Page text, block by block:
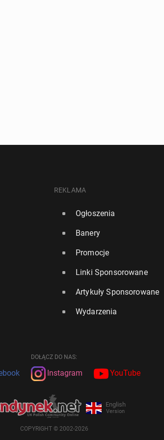
REKLAMA
Ogłoszenia
Banery
Promocje
Linki Sponsorowane
Artykuły Sponsorowane
Wydarzenia
DOŁĄCZ DO NAS:
Instagram YouTube
English
Version
COPYRIGHT © 2002-2026